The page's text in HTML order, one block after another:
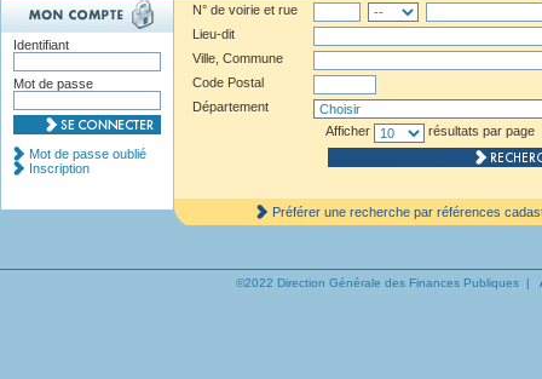
N° de voirie et rue
Lieu-dit
Ville, Commune
Code Postal
Département
Afficher
résultats par page
Préférer une recherche par références
Identifiant
Mot de passe
Mot de passe oublié
Inscription
©2022 Direction Générale des Finances Publiques |